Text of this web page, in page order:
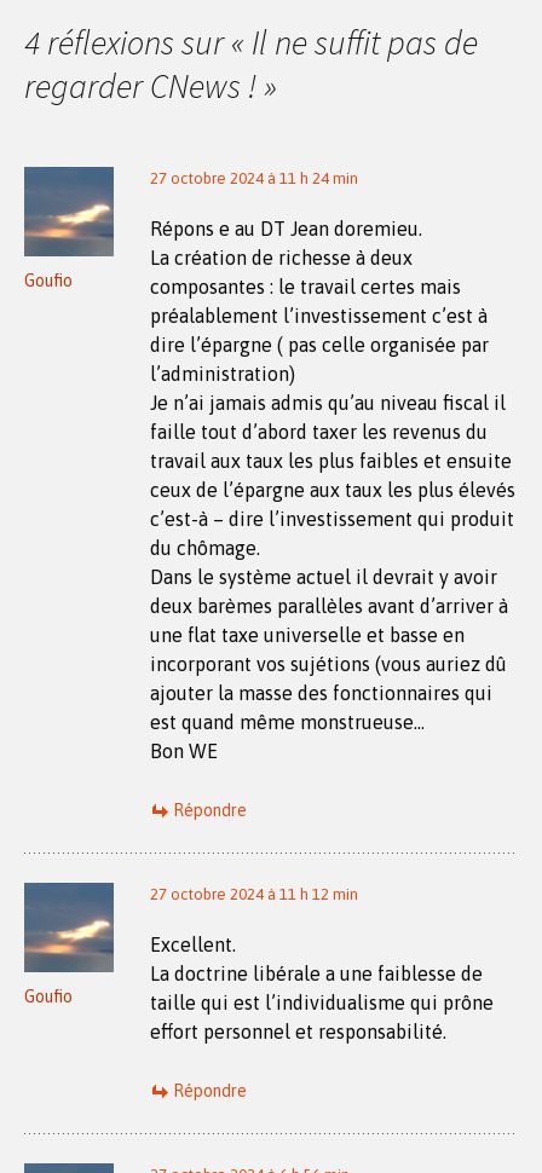
articles
4 réflexions sur « Il ne suffit pas de
regarder CNews !»
Goufio
27 octobre 2024 à 11 h 24 min
Répons e au DT Jean doremieu.
La création de richesse à deux
composantes : le travail certes mais
préalablement l’investissement c’est à
dire l’épargne ( pas celle organisée par
l’administration)
Je n’ai jamais admis qu’au niveau fiscal il
faille tout d’abord taxer les revenus du
travail aux taux les plus faibles et ensuite
ceux de l’épargne aux taux les plus élevés
c’est-à – dire l’investissement qui produit
du chômage.
Dans le système actuel il devrait y avoir
deux barèmes parallèles avant d’arriver à
une flat taxe universelle et basse en
incorporant vos sujétions (vous auriez dû
ajouter la masse des fonctionnaires qui
est quand même monstrueuse…
Bon WE
Répondre
Goufio
27 octobre 2024 à 11 h 12 min
Excellent.
La doctrine libérale a une faiblesse de
taille qui est l’individualisme qui prône
effort personnel et responsabilité.
Répondre